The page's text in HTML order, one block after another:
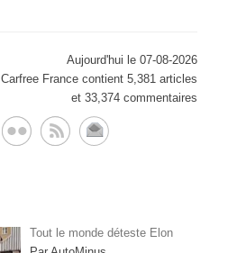
Aujourd'hui le 07-08-2026
Carfree France contient 5,381 articles
et 33,374 commentaires
Tout le monde déteste Elon